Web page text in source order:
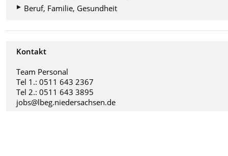
Beruf, Familie, Gesundheit
Kontakt
Team Personal
Tel 1.: 0511 643 2367
Tel 2.: 0511 643 3895
jobs@lbeg.niedersachsen.de